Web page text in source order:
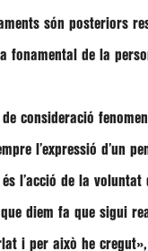
són posteriors
fonamental de la
consideració
l’expressió d’un
l’acció de la voluntat
diem fa que sigui
i per això he